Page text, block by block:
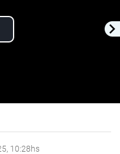
10:28hs